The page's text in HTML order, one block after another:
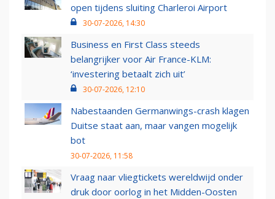
open tijdens sluiting Charleroi Airport
30-07-2026, 14:30
Business en First Class steeds
belangrijker voor Air France-KLM:
‘investering betaalt zich uit’
30-07-2026, 12:10
Nabestaanden Germanwings-crash klagen
Duitse staat aan, maar vangen mogelijk
bot
30-07-2026, 11:58
Vraag naar vliegtickets wereldwijd onder
druk door oorlog in het Midden-Oosten